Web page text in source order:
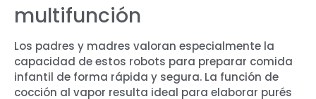
multifunción
Los padres y madres valoran especialmente la
capacidad de estos robots para preparar comida
infantil de forma rápida y segura. La función de
cocción al vapor resulta ideal para elaborar purés